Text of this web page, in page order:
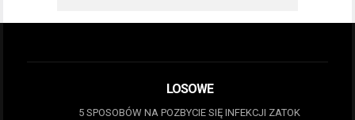
LOSOWE
5 SPOSOBÓW NA POZBYCIE SIĘ INFEKCJI ZATOK